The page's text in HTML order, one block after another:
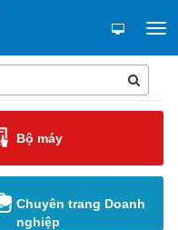
Bộ máy
Chuyên trang Doanh
nghiệp